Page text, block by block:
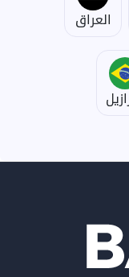
العراق